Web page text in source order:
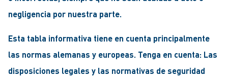
negligencia por nuestra parte.
Esta tabla informativa tiene en cuenta principalmente
las normas alemanas y europeas. Tenga en cuenta: Las
disposiciones legales y las normativas de seguridad